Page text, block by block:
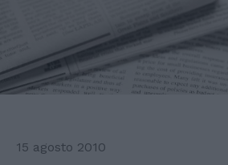
15 agosto 2010